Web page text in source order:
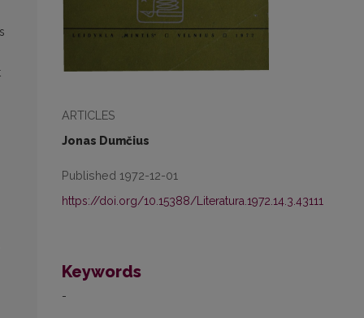
ARTICLES
Jonas Dumčius
Published 1972-12-01
https://doi.org/10.15388/Literatura.1972.14.3.43111
Keywords
-